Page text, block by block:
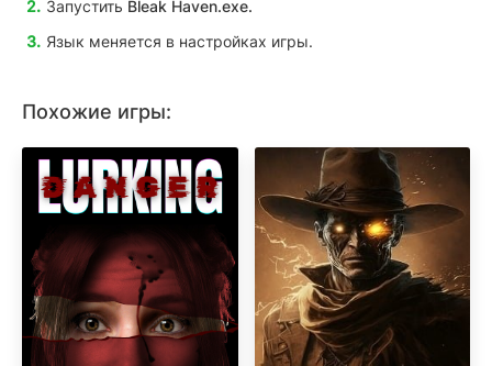
Запустить Bleak Haven.exe.
Язык меняется в настройках игры.
Похожие игры: